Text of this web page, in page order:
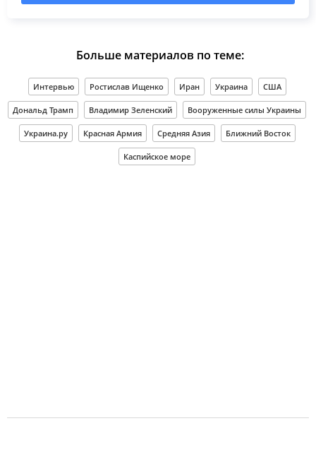
Больше материалов по теме:
Интервью Ростислав Ищенко Иран Украина США
Дональд Трамп Владимир Зеленский Вооруженные силы Украины
Украина.ру Красная Армия Средняя Азия Ближний Восток
Каспийское море